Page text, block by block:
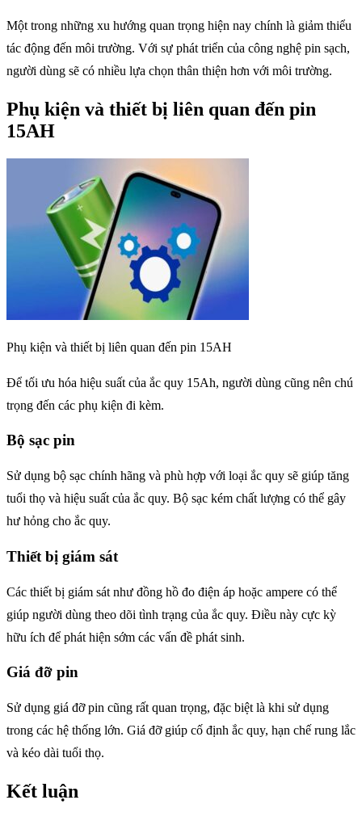
Một trong những xu hướng quan trọng hiện nay chính là giảm thiểu
tác động đến môi trường. Với sự phát triển của công nghệ pin sạch,
người dùng sẽ có nhiều lựa chọn thân thiện hơn với môi trường.
Phụ kiện và thiết bị liên quan đến pin
15AH
Phụ kiện và thiết bị liên quan đến pin 15AH
Để tối ưu hóa hiệu suất của ắc quy 15Ah, người dùng cũng nên chú
trọng đến các phụ kiện đi kèm.
Bộ sạc pin
Sử dụng bộ sạc chính hãng và phù hợp với loại ắc quy sẽ giúp tăng
tuổi thọ và hiệu suất của ắc quy. Bộ sạc kém chất lượng có thể gây
hư hỏng cho ắc quy.
Thiết bị giám sát
Các thiết bị giám sát như đồng hồ đo điện áp hoặc ampere có thể
giúp người dùng theo dõi tình trạng của ắc quy. Điều này cực kỳ
hữu ích để phát hiện sớm các vấn đề phát sinh.
Giá đỡ pin
Sử dụng giá đỡ pin cũng rất quan trọng, đặc biệt là khi sử dụng
trong các hệ thống lớn. Giá đỡ giúp cố định ắc quy, hạn chế rung lắc
và kéo dài tuổi thọ.
Kết luận